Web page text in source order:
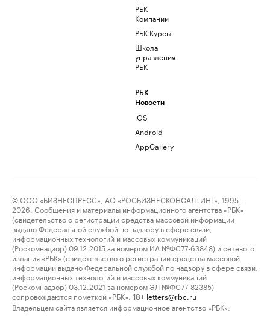
РБК
Компании
РБК Курсы
Школа
управления
РБК
РБК
Новости
iOS
Android
AppGallery
© ООО «БИЗНЕСПРЕСС», АО «РОСБИЗНЕСКОНСАЛТИНГ», 1995–
2026. Сообщения и материалы информационного агентства «РБК»
(свидетельство о регистрации средства массовой информации
выдано Федеральной службой по надзору в сфере связи,
информационных технологий и массовых коммуникаций
(Роскомнадзор) 09.12.2015 за номером ИА №ФС77-63848) и сетевого
издания «РБК» (свидетельство о регистрации средства массовой
информации выдано Федеральной службой по надзору в сфере связи,
информационных технологий и массовых коммуникаций
(Роскомнадзор) 03.12.2021 за номером ЭЛ №ФС77-82385)
сопровождаются пометкой «РБК».
18+ letters@rbc.ru
Владельцем сайта является информационное агентство «РБК».